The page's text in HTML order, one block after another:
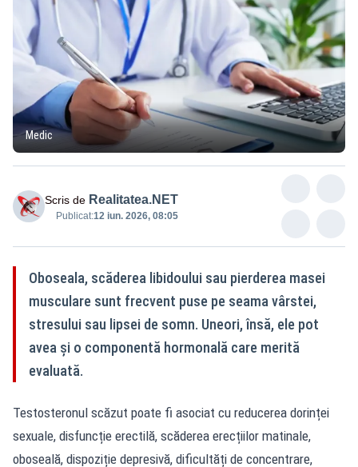
Medic
Scris de Realitatea.NET
Publicat:12 iun. 2026, 08:05
Oboseala, scăderea libidoului sau pierderea masei
musculare sunt frecvent puse pe seama vârstei,
stresului sau lipsei de somn. Uneori, însă, ele pot
avea și o componentă hormonală care merită
evaluată.
Testosteronul scăzut poate fi asociat cu reducerea dorinței
sexuale, disfuncție erectilă, scăderea erecțiilor matinale,
oboseală, dispoziție depresivă, dificultăți de concentrare,